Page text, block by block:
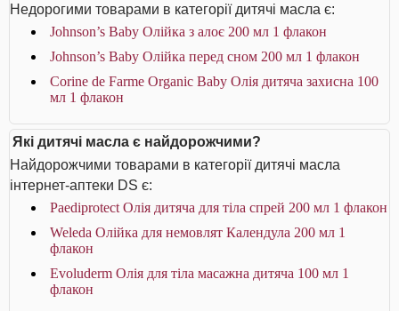
Недорогими товарами в категорії дитячі масла є:
Johnson’s Baby Олійка з алоє 200 мл 1 флакон
Johnson’s Baby Олійка перед сном 200 мл 1 флакон
Corine de Farme Organic Baby Олія дитяча захисна 100
мл 1 флакон
Які дитячі масла є найдорожчими?
Найдорожчими товарами в категорії дитячі масла
інтернет-аптеки DS є:
Paediprotect Олія дитяча для тіла спрей 200 мл 1 флакон
Weleda Олійка для немовлят Календула 200 мл 1
флакон
Evoluderm Олія для тіла масажна дитяча 100 мл 1
флакон